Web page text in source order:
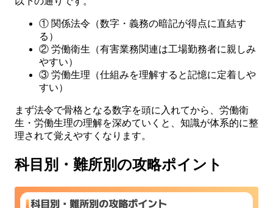
① 関係法令（数字・義務の暗記が得点に直結す
る）
② 労働衛生（有害業務関連は工場勤務者に親しみ
やすい）
③ 労働生理（仕組みを理解すると記憶に定着しや
すい）
まず法令で骨格となる数字を頭に入れてから、労働衛
生・労働生理の理解を深めていくと、知識が体系的に整
理されて覚えやすくなります。
科目別・難所別の攻略ポイント